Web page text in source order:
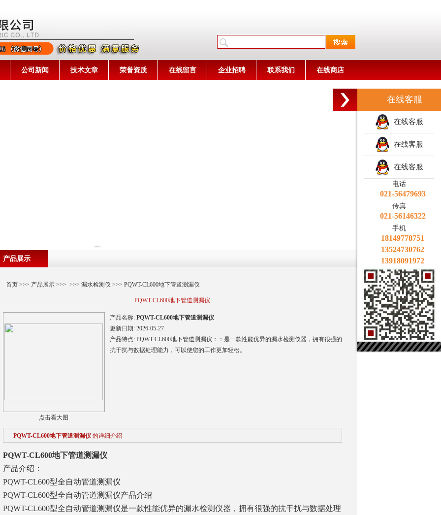
公司新闻 技术文章 荣誉资质 在线留言 企业招聘 联系我们 在线商店
产品展示
首页>>> 产品展示>>> >>> 漏水检测仪 >>> PQWT-CL600地下管道测漏仪
PQWT-CL600地下管道测漏仪
点击看大图
产品名称: PQWT-CL600地下管道测漏仪
更新日期: 2026-05-27
产品特点: PQWT-CL600地下管道测漏仪：：是一款性能优异的漏水检测仪器，拥有很强的
抗干扰与数据处理能力，可以使您的工作更加轻松。
PQWT-CL600地下管道测漏仪 的详细介绍
PQWT-CL600地下管道测漏仪
产品介绍：
PQWT-CL600型全自动管道测漏仪
PQWT-CL600型全自动管道测漏仪产品介绍
PQWT-CL600型全自动管道测漏仪是一款性能优异的漏水检测仪器，拥有很强的抗干扰与数据处理
在线客服
在线客服
在线客服
在线客服
电话
021-56479693
传真
021-56146322
手机
18149778751
13524730762
13918091972